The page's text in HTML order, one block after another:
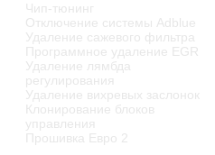
Чип-тюнинг
Отключение системы Adblue
Удаление сажевого фильтра
Программное удаление EGR
Удаление лямбда
регулирования
Удаление вихревых заслонок
Клонирование блоков
управления
Прошивка Евро 2